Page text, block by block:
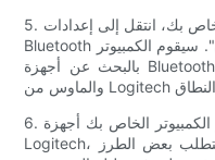
5. اكتشاف الأجهزة: على جهاز الكمبيوتر الخاص بك، انتقل إلى إعدادات
Bluetooth وانقر على خيار "إضافة جهاز" أو "إقران". سيقوم الكمبيوتر
بالبحث عن أجهزة Bluetooth القريبة. تأكد من وجود لوحة المفاتيح
6. توصيل الأجهزة: بمجرد أن يكتشف جهاز الكمبيوتر الخاص بك أجهزة
Logitech، حددها من قائمة الأجهزة المتاحة. قد تتطلب بعض الطرز